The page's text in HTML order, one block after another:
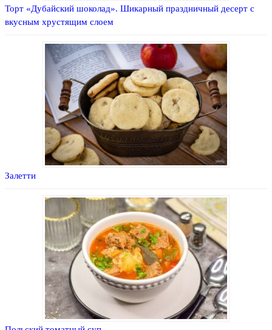
Торт «Дубайский шоколад». Шикарный праздничный десерт с
вкусным хрустящим слоем
Залетти